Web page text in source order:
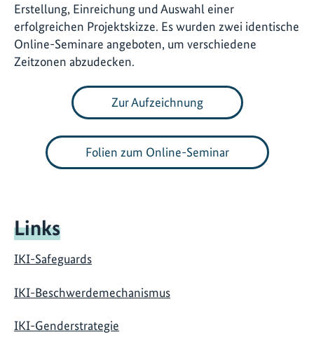
Erstellung, Einreichung und Auswahl einer
erfolgreichen Projektskizze. Es wurden zwei identische
Online-Seminare angeboten, um verschiedene
Zeitzonen abzudecken.
Zur Aufzeichnung
Folien zum Online-Seminar
Links
IKI-Safeguards
IKI-Beschwerdemechanismus
IKI-Genderstrategie